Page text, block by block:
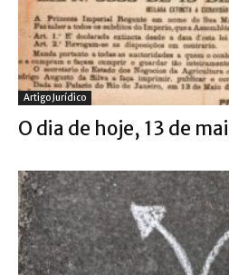
Artigo Jurídico
O dia de hoje, 13 de